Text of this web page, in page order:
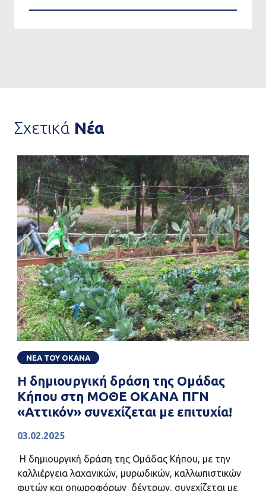
Σχετικά Νέα
ΝΕΑ ΤΟΥ ΟΚΑΝΑ
Η δημιουργική δράση της Ομάδας
Κήπου στη ΜΟΘΕ ΟΚΑΝΑ ΠΓΝ
«Αττικόν» συνεχίζεται με επιτυχία!
03.02.2025
Η δημιουργική δράση της Ομάδας Κήπου, με την
καλλιέργεια λαχανικών, μυρωδικών, καλλωπιστικών
φυτών και οπωροφόρων δέντρων, συνεχίζεται με